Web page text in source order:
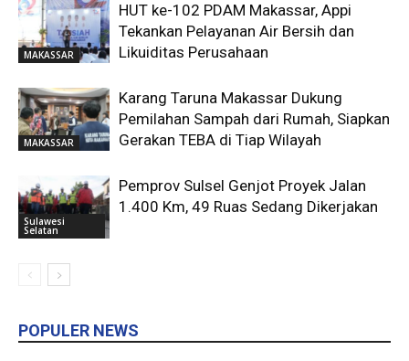
MAKASSAR
HUT ke-102 PDAM Makassar, Appi
Tekankan Pelayanan Air Bersih dan
Likuiditas Perusahaan
MAKASSAR
Karang Taruna Makassar Dukung
Pemilahan Sampah dari Rumah, Siapkan
Gerakan TEBA di Tiap Wilayah
Sulawesi
Selatan
Pemprov Sulsel Genjot Proyek Jalan
1.400 Km, 49 Ruas Sedang Dikerjakan
POPULER NEWS